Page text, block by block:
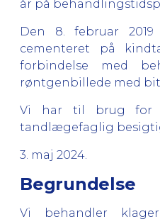
år på
Den 8. februar
cementeret på
forbindelse med
røntgenbillede med
Vi har til brug for
tandlægefaglig
3. maj 2024.
Begrundelse
Vi behandler